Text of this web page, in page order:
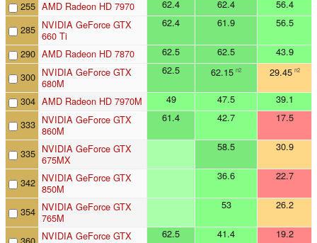
255 AMD Radeon HD 7970 62.4 62.4
56.4
285 NVIDIA GeForce GTX
660 Ti
62.4 61.9 56.5
290 AMD Radeon HD 7870 62.5 62.5
43.9
300 NVIDIA GeForce GTX
680M
62.5 62.15 n2 29.45 n2
304 AMD Radeon HD 7970M 49 47.5
39.1
333 NVIDIA GeForce GTX
860M
61.4 42.7 17.5
335 NVIDIA GeForce GTX
675MX
58.5 30.9
342 NVIDIA GeForce GTX
850M
36.6 22.7
354 NVIDIA GeForce GTX
765M
53 26.2
360 NVIDIA GeForce GTX
62.5 41.4 19.2